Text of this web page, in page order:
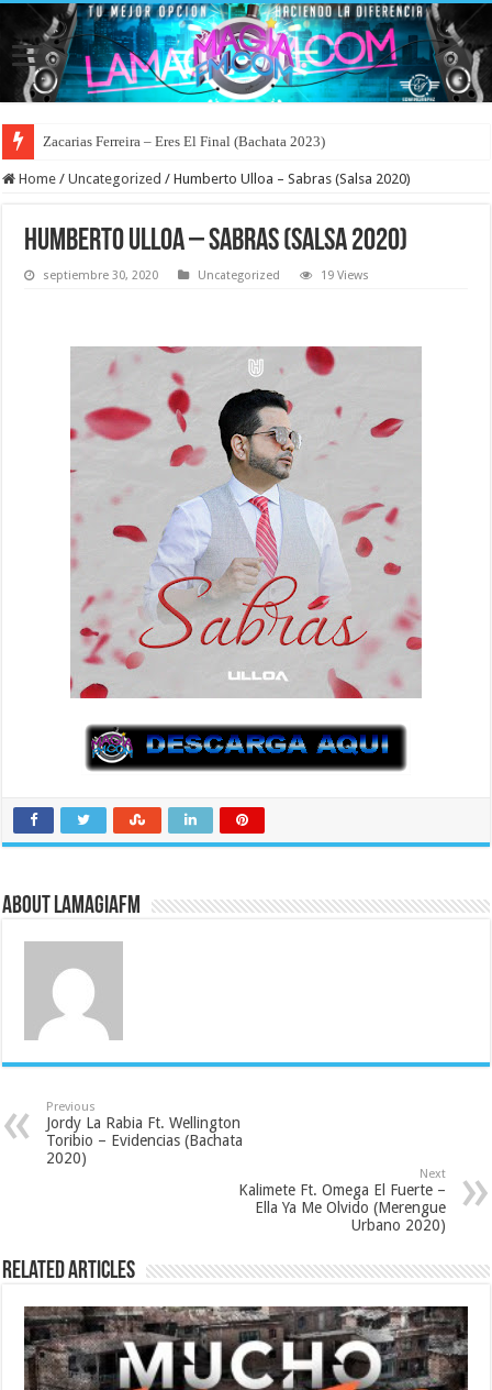
Zacarias Ferreira – Eres El Final (Bachata 2023)
Home / Uncategorized / Humberto Ulloa – Sabras (Salsa 2020)
Humberto Ulloa – Sabras (Salsa 2020)
septiembre 30, 2020 Uncategorized 19 Views
About LaMagiaFM
Previous
Jordy La Rabia Ft. Wellington
Toribio – Evidencias (Bachata
2020)
Next
Kalimete Ft. Omega El Fuerte –
Ella Ya Me Olvido (Merengue
Urbano 2020)
Related Articles